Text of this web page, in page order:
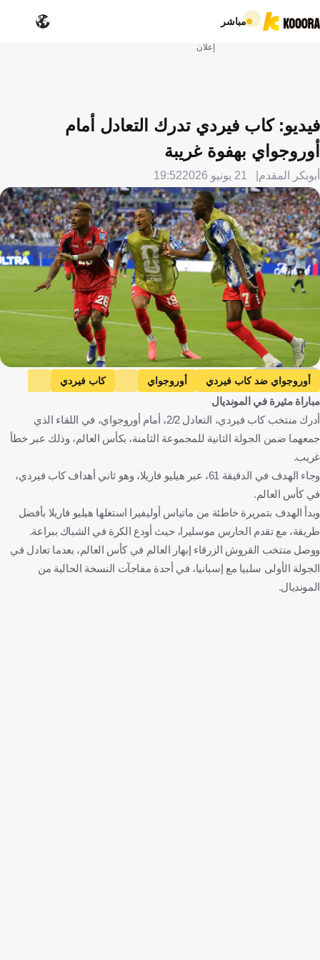
مباشر
إعلان
فيديو: كاب فيردي تدرك التعادل أمام
أوروجواي بهفوة غريبة
أبوبكر المقدم 21 يونيو 2026 19:52
Getty Images
أوروجواي ضد كاب فيردي أوروجواي
كاب فيردي
كأس العالم
أورغواي
كرة قدم
مباراة مثيرة في المونديال
أدرك منتخب كاب فيردي، التعادل 2/2، أمام أوروجواي، في اللقاء الذي
جمعهما ضمن الجولة الثانية للمجموعة الثامنة، بكأس العالم، وذلك عبر خطأ
غريب.
وجاء الهدف في الدقيقة 61، عبر هيليو فاريلا، وهو ثاني أهداف كاب فيردي،
في كأس العالم.
وبدأ الهدف بتمريرة خاطئة من ماتياس أوليفيرا استغلها هيليو فاريلا بأفضل
طريقة، مع تقدم الحارس موسليرا، حيث أودع الكرة في الشباك ببراعة.
ووصل منتخب القروش الزرقاء إبهار العالم في كأس العالم، بعدما تعادل في
الجولة الأولى سلبيا مع إسبانيا، في أحدة مفاجآت النسخة الحالية من
المونديال.